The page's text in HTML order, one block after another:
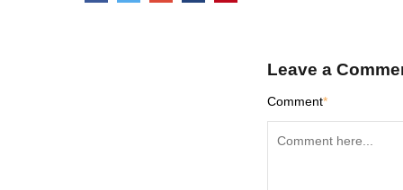
Leave a
Comment*